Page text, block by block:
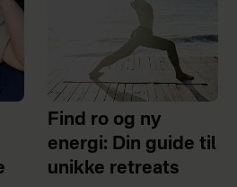
Find ro og ny
energi: Din guide til
unikke retreats